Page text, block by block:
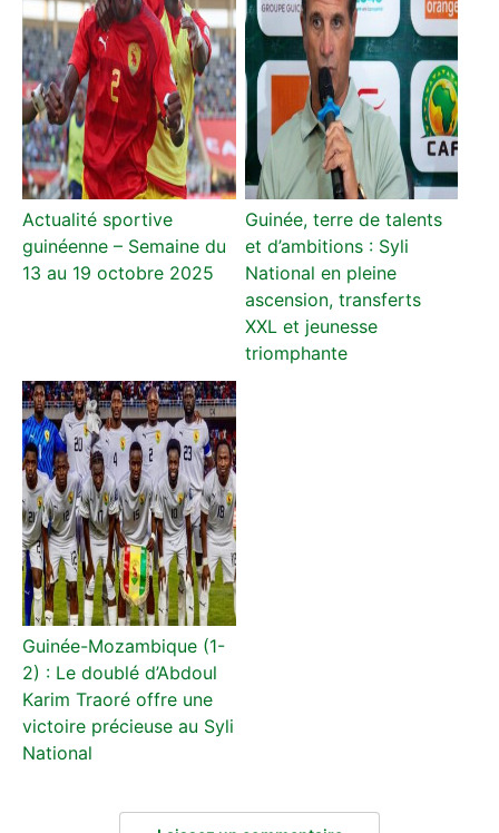
Actualité sportive
guinéenne – Semaine du
13 au 19 octobre 2025
Guinée, terre de talents
et d’ambitions : Syli
National en pleine
ascension, transferts
XXL et jeunesse
triomphante
Guinée-Mozambique (1-
2) : Le doublé d’Abdoul
Karim Traoré offre une
victoire précieuse au Syli
National